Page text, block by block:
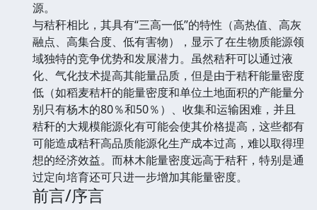
源。
与秸秆相比，其具有“三高一低”的特性（高热值、高灰
融点、高集合度、低有害物），显示了在生物质能源领
域独特的竞争优势和发展潜力。虽然秸秆可以通过液
化、气化技术提高其能量品质，但是由于秸秆能量密度
低（如稻麦秸杆的能量密度和单位土地面积的产能量分
别只有杨木的80％和50％）、收集和运输困难，并且
秸秆的大规模能源化有可能会使其价格提高，这些都有
可能造成秸秆高品质能源化生产成本过高，难以取得理
想的经济效益。而林木能量密度远高于秸秆，特别是通
过定向培育还可只进一步增加其能量密度。
前言/序言